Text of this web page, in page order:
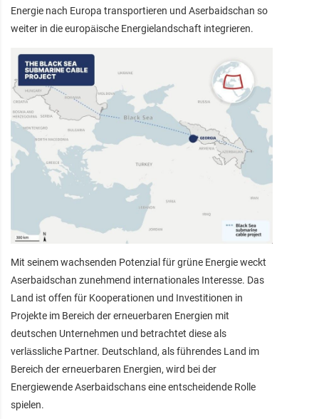
Energie nach Europa transportieren und Aserbaidschan so
weiter in die europäische Energielandschaft integrieren.
Mit seinem wachsenden Potenzial für grüne Energie weckt
Aserbaidschan zunehmend internationales Interesse. Das
Land ist offen für Kooperationen und Investitionen in
Projekte im Bereich der erneuerbaren Energien mit
deutschen Unternehmen und betrachtet diese als
verlässliche Partner. Deutschland, als führendes Land im
Bereich der erneuerbaren Energien, wird bei der
Energiewende Aserbaidschans eine entscheidende Rolle
spielen.